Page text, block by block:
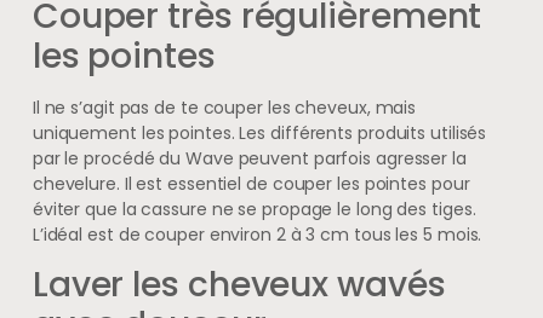
Couper très régulièrement
les pointes
Il ne s’agit pas de te couper les cheveux, mais
uniquement les pointes. Les différents produits utilisés
par le procédé du Wave peuvent parfois agresser la
chevelure. Il est essentiel de couper les pointes pour
éviter que la cassure ne se propage le long des tiges.
L’idéal est de couper environ 2 à 3 cm tous les 5 mois.
Laver les cheveux wavés